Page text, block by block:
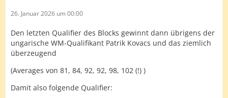
26. Januar 2026 um 00:00
Den letzten Qualifier des Blocks gewinnt dann übrigens der
ungarische WM-Qualifikant Patrik Kovacs und das ziemlich
überzeugend
(Averages von 81, 84, 92, 92, 98, 102 (!) )
Damit also folgende Qualifier: